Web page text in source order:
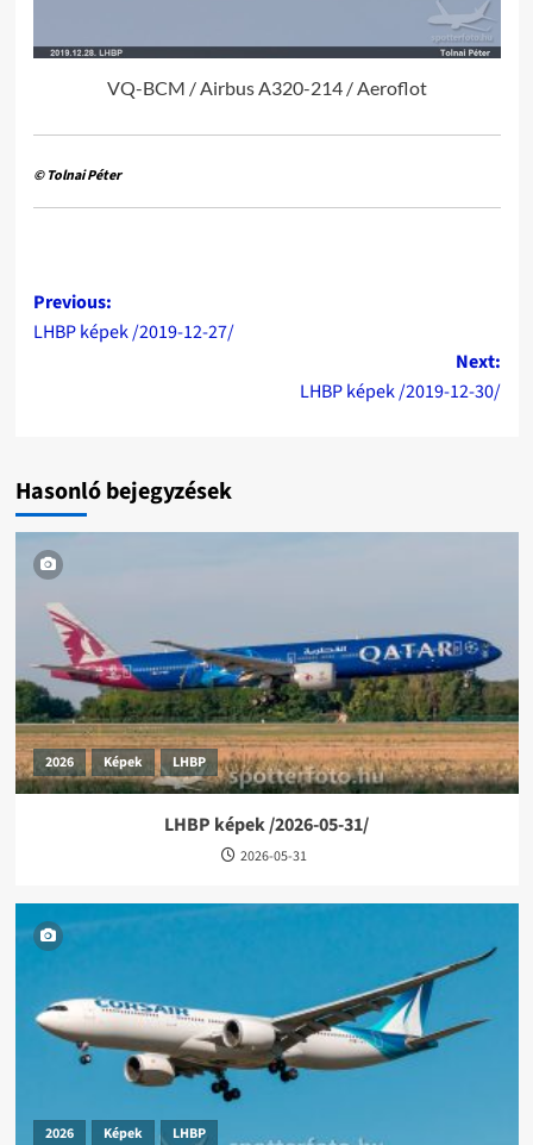
VQ-BCM / Airbus A320-214 / Aeroflot
© Tolnai Péter
Post
navigation
Previous:
LHBP képek /2019-12-27/
Next:
LHBP képek /2019-12-30/
Hasonló bejegyzések
2026 Képek LHBP
LHBP képek /2026-05-31/
2026-05-31
2026 Képek LHBP